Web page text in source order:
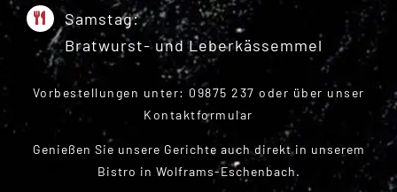
Samstag:
Bratwurst- und Leberkässemmel
Vorbestellungen unter: 09875 237 oder über unser
Kontaktformular
Genießen Sie unsere Gerichte auch direkt in unserem
Bistro in Wolframs-Eschenbach.